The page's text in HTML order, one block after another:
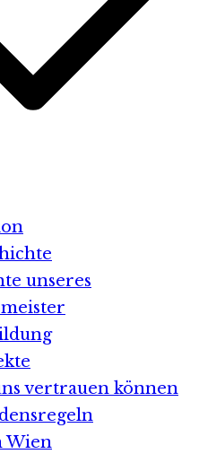
unseres
vertrauen können
Wien